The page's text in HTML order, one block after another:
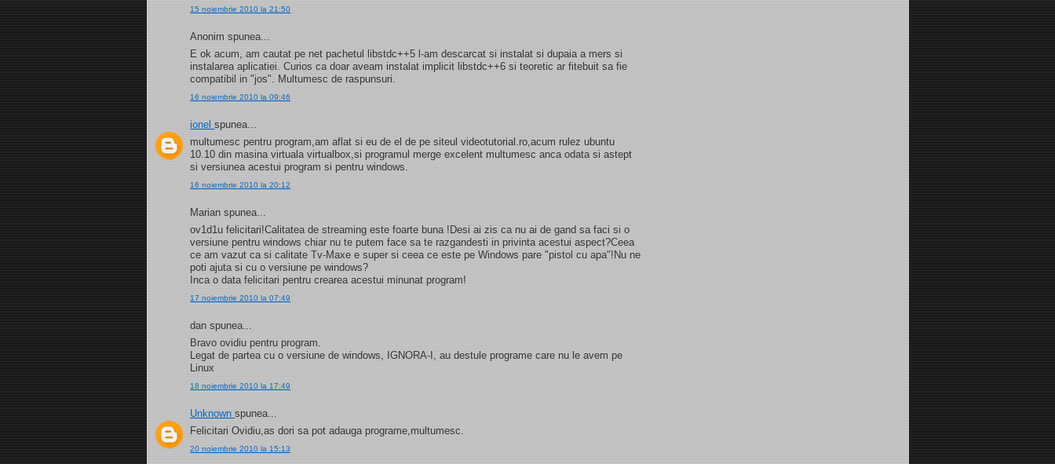
15 noiembrie 2010 la 21:50
Anonim spunea...
E ok acum, am cautat pe net pachetul libstdc++5 l-am descarcat si instalat si dupaia a mers si
instalarea aplicatiei. Curios ca doar aveam instalat implicit libstdc++6 si teoretic ar fitebuit sa fie
compatibil in "jos". Multumesc de raspunsuri.
16 noiembrie 2010 la 09:46
ionelspunea...
multumesc pentru program,am aflat si eu de el de pe siteul videotutorial.ro,acum rulez ubuntu
10.10 din masina virtuala virtualbox,si programul merge excelent multumesc anca odata si astept
si versiunea acestui program si pentru windows.
16 noiembrie 2010 la 20:12
Marian spunea...
ov1d1u felicitari!Calitatea de streaming este foarte buna !Desi ai zis ca nu ai de gand sa faci si o
versiune pentru windows chiar nu te putem face sa te razgandesti in privinta acestui aspect?Ceea
ce am vazut ca si calitate Tv-Maxe e super si ceea ce este pe Windows pare "pistol cu apa"!Nu ne
poti ajuta si cu o versiune pe windows?
Inca o data felicitari pentru crearea acestui minunat program!
17 noiembrie 2010 la 07:49
dan spunea...
Bravo ovidiu pentru program.
Legat de partea cu o versiune de windows, IGNORA-I, au destule programe care nu le avem pe
Linux
18 noiembrie 2010 la 17:49
Unknownspunea...
Felicitari Ovidiu,as dori sa pot adauga programe,multumesc.
20 noiembrie 2010 la 15:13